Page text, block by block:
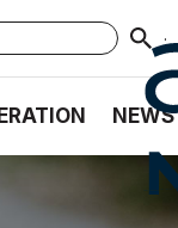
·
NEWS